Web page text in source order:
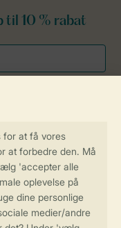
til 10 % rabat